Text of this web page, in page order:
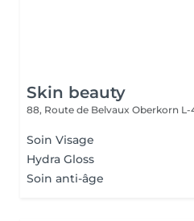
Skin beauty
88, Route de Belvaux Oberkorn L-
Soin Visage
Hydra Gloss
Soin anti-âge